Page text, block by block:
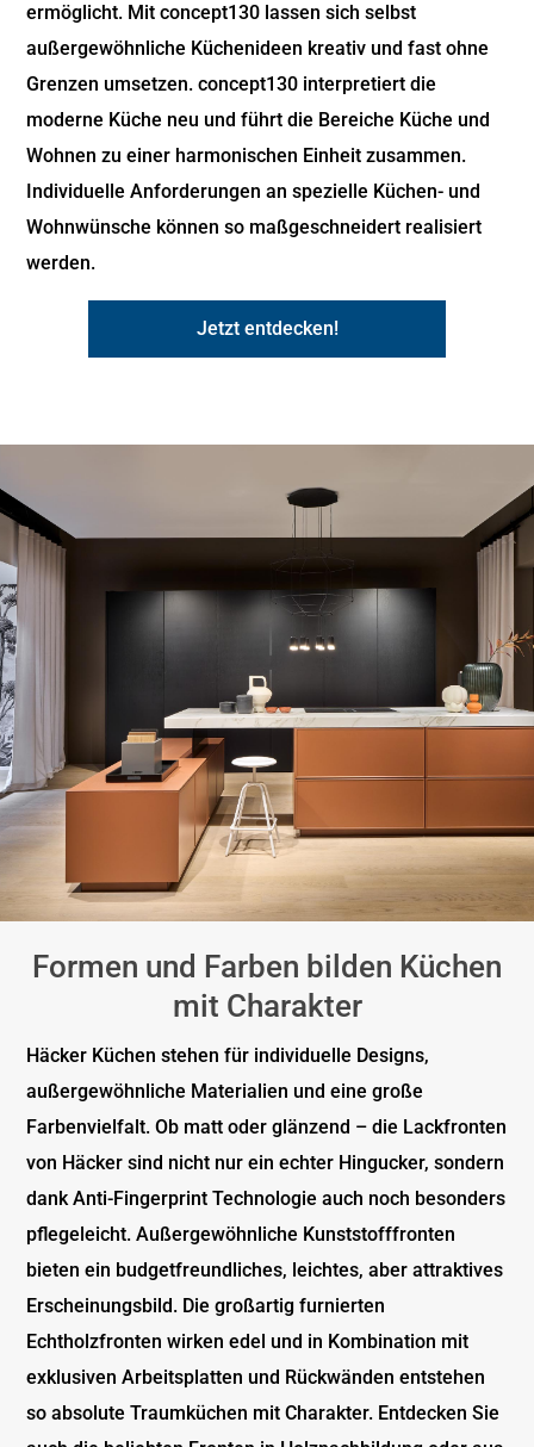
ermöglicht. Mit concept130 lassen sich selbst
außergewöhnliche Küchenideen kreativ und fast ohne
Grenzen umsetzen. concept130 interpretiert die
moderne Küche neu und führt die Bereiche Küche und
Wohnen zu einer harmonischen Einheit zusammen.
Individuelle Anforderungen an spezielle Küchen- und
Wohnwünsche können so maßgeschneidert realisiert
werden.
Jetzt entdecken!
Formen und Farben bilden Küchen
mit Charakter
Häcker Küchen stehen für individuelle Designs,
außergewöhnliche Materialien und eine große
Farbenvielfalt. Ob matt oder glänzend – die Lackfronten
von Häcker sind nicht nur ein echter Hingucker, sondern
dank Anti-Fingerprint Technologie auch noch besonders
pflegeleicht. Außergewöhnliche Kunststofffronten
bieten ein budgetfreundliches, leichtes, aber attraktives
Erscheinungsbild. Die großartig furnierten
Echtholzfronten wirken edel und in Kombination mit
exklusiven Arbeitsplatten und Rückwänden entstehen
so absolute Traumküchen mit Charakter. Entdecken Sie